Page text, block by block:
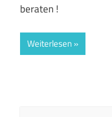
beraten !
Weiterlesen